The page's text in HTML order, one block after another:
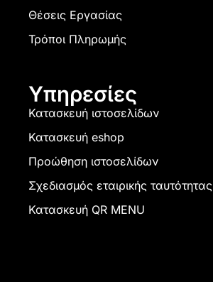
Θέσεις Εργασίας
Τρόποι Πληρωμής
Υπηρεσίες
Κατασκευή ιστοσελίδων
Κατασκευή eshop
Προώθηση ιστοσελίδων
Σχεδιασμός εταιρικής ταυτότητας
Κατασκευή QR MENU